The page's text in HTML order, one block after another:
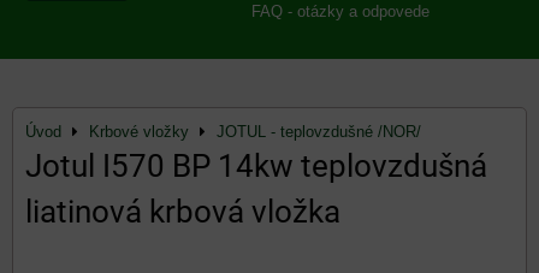
FAQ - otázky a odpovede
Úvod Krbové vložky JOTUL - teplovzdušné /NOR/
Jotul I570 BP 14kw teplovzdušná
liatinová krbová vložka